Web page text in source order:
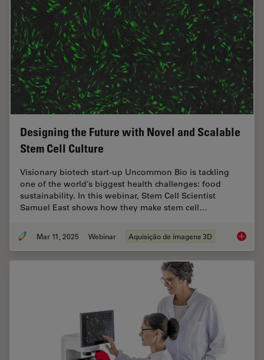
Designing the Future with Novel and Scalable
Stem Cell Culture
Visionary biotech start-up Uncommon Bio is tackling
one of the world’s biggest health challenges: food
sustainability. In this webinar, Stem Cell Scientist
Samuel East shows how they make stem cell…
Mar 11, 2025 Webinar Aquisição de imagens 3D